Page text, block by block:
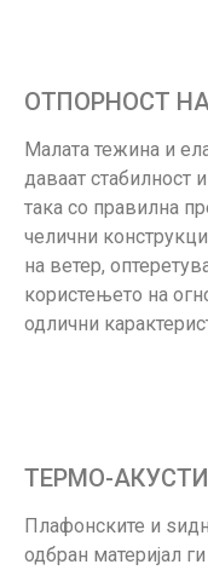
ОТПОРНОСТ
Малата тежина и
даваат стабилност
така со правилна
челични
на ветер,
користењето на
одлични
ТЕРМО-
Плафонските и
одбран материјал